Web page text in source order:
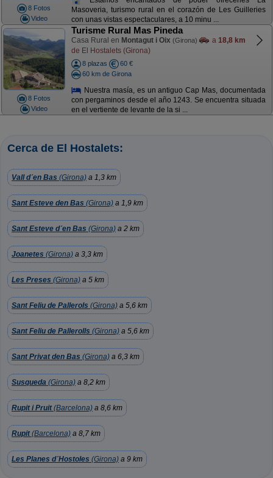
8 Fotos
Video
Masoveria, turismo rural en el corazón de Les Guilleries
con unas vistas espectaculares, a 10 minu ...
8 Fotos
Video
Turisme Rural Mas Pineda
Casa Rural en Montagut i Oix (Girona) a 18,8 km
de El Hostalets (Girona)
8 plazas
60 €
60 km de Girona
Nuestra masía, es un antiguo Cap Mas, documentada
con pergaminos desde el año 1243. Se encuentra situada
en el vertiente de levante de la si ...
Cerca de El Hostalets:
Vall d´en Bas (Girona) a 1,3 km
Sant Esteve den Bas (Girona) a 1,9 km
Sant Esteve d´en Bas (Girona) a 2 km
Joanetes (Girona) a 3,3 km
Les Preses (Girona) a 5 km
Sant Feliu de Pallerols (Girona) a 5,6 km
Sant Feliu de Pallerolls (Girona) a 5,6 km
Sant Privat den Bas (Girona) a 6,3 km
Susqueda (Girona) a 8,2 km
Rupit i Pruit(Barcelona) a 8,6 km
Rupit(Barcelona) a 8,7 km
Les Planes d´Hostoles (Girona) a 9 km